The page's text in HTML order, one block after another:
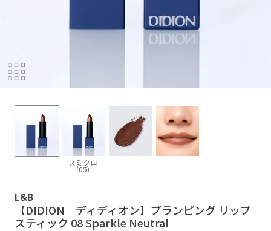
スミクロ
(05)
L&B
【DIDION｜ディディオン】プランピング リップ
スティック 08 Sparkle Neutral